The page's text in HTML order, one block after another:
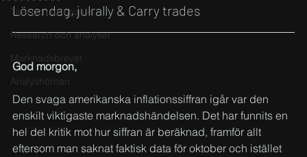
Tips och fallgropar
Research och analyser
Marknadsbrevet
Analyshörnan
Lösendag, julrally & Carry trades
God morgon,
Den svaga amerikanska inflationssiffran igår var den
enskilt viktigaste marknadshändelsen. Det har funnits en
hel del kritik mot hur siffran är beräknad, framför allt
eftersom man saknat faktisk data för oktober och istället